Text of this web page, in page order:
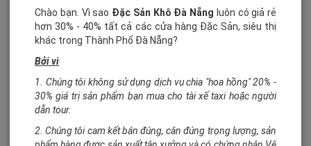
Chào bạn. Vì sao Đặc Sản Khô Đà Nẵng luôn có giả rẻ
hơn 30% - 40% tất cả các cửa hàng Đặc Sản, siêu thị
khác trong Thành Phố Đà Nẵng?
Bởi vì
1. Chúng tôi không sử dụng dịch vụ chia "hoa hồng" 20% -
30% giá trị sản phẩm bạn mua cho tài xế taxi hoặc người
dẫn tour.
2. Chúng tôi cam kết bán đúng, cân đúng trọng lượng, sản